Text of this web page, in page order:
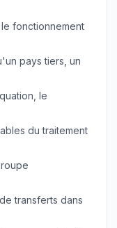
fonctionnement
pays tiers, un
le
du traitement
transferts dans